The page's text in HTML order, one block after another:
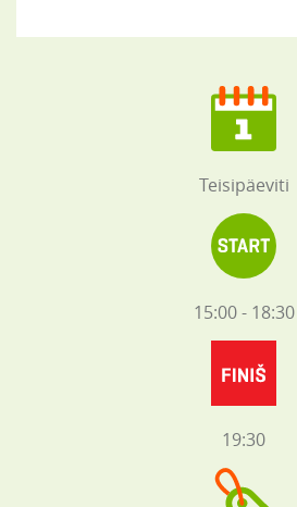
Teisipäeviti
15:00 - 18:30
19:30